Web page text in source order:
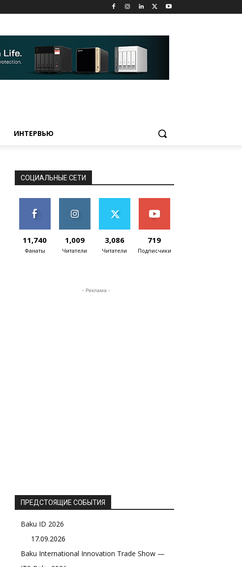
ИНТЕРВЬЮ
СОЦИАЛЬНЫЕ СЕТИ
11,740
Фанаты
1,009
Читатели
3,086
Читатели
719
Подписчики
- Реклама -
ПРЕДСТОЯЩИЕ СОБЫТИЯ
Baku ID 2026
17.09.2026
Baku International Innovation Trade Show —